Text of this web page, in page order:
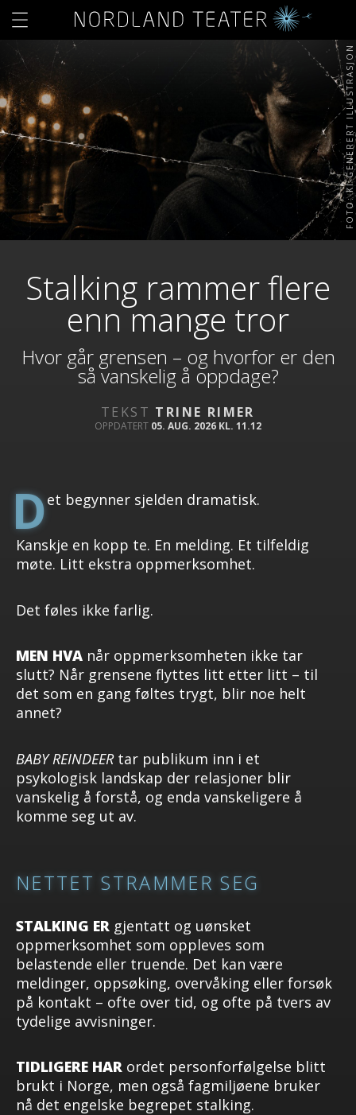
FOTO: KI-GENERERT ILLUSTRASJON
Stalking rammer flere
enn mange tror
Hvor går grensen – og hvorfor er den
så vanskelig å oppdage?
TEKST TRINE RIMER
OPPDATERT 05. AUG. 2026 KL. 11.12
Det begynner sjelden dramatisk.
Kanskje en kopp te. En melding. Et tilfeldig
møte. Litt ekstra oppmerksomhet.
Det føles ikke farlig.
MEN HVA når oppmerksomheten ikke tar
slutt? Når grensene flyttes litt etter litt – til
det som en gang føltes trygt, blir noe helt
annet?
BABY REINDEERtar publikum inn i et
psykologisk landskap der relasjoner blir
vanskelig å forstå, og enda vanskeligere å
komme seg ut av.
NETTET STRAMMER SEG
STALKING ER gjentatt og uønsket
oppmerksomhet som oppleves som
belastende eller truende. Det kan være
meldinger, oppsøking, overvåking eller forsøk
på kontakt – ofte over tid, og ofte på tvers av
tydelige avvisninger.
TIDLIGERE HAR ordet personforfølgelse blitt
brukt i Norge, men også fagmiljøene bruker
nå det engelske begrepet stalking.